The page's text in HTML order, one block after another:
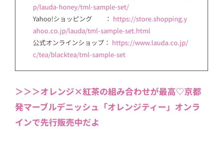
p/lauda-honey/tml-sample-set/
Yahoo!ショッピング ： https://store.shopping.y
ahoo.co.jp/lauda/tml-sample-set.html
公式オンラインショップ： https://www.lauda.co.jp/
c/tea/blacktea/tml-sample-set
＞＞＞オレンジ×紅茶の組み合わせが最高♡京都
発マーブルデニッシュ「オレンジティー」オンラ
インで先行販売中だよ